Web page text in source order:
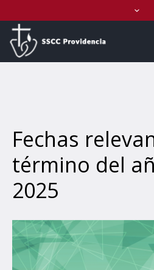
Fechas
término del
2025